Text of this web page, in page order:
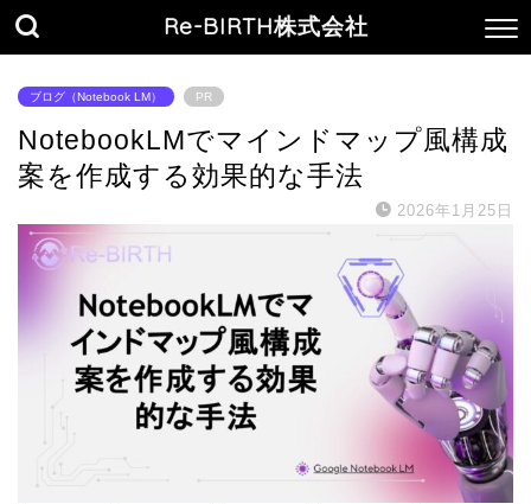
Re-BIRTH株式会社
ブログ（Notebook LM） PR
NotebookLMでマインドマップ風構成
案を作成する効果的な手法
2026年1月25日